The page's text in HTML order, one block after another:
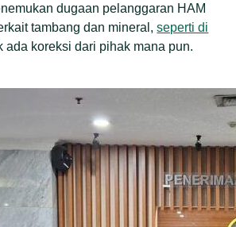
dugaan pelanggaran HAM
tambang dan mineral,seperti di
ada koreksi dari pihak mana pun.